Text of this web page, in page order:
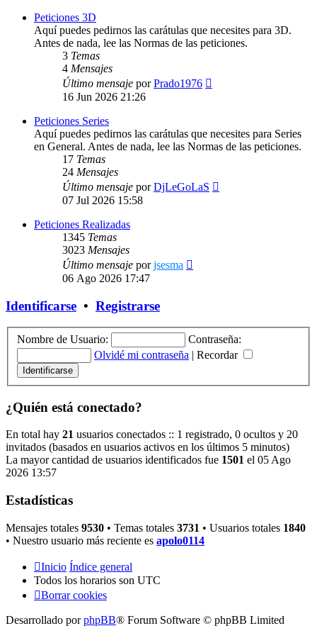
Peticiones 3D
Aquí puedes pedirnos las carátulas que necesites para 3D.
Antes de nada, lee las Normas de las peticiones.
3 Temas
4 Mensajes
Último mensaje porPrado1976
16 Jun 2026 21:26
Peticiones Series
Aquí puedes pedirnos las carátulas que necesites para Series
en General. Antes de nada, lee las Normas de las peticiones.
17 Temas
24 Mensajes
Último mensaje porDjLeGoLaS
07 Jul 2026 15:58
Peticiones Realizadas
1345 Temas
3023 Mensajes
Último mensaje porjsesma
06 Ago 2026 17:47
Identificarse • Registrarse
Nombre de Usuario:
Contraseña:
Olvidé mi contraseña | Recordar
¿Quién está conectado?
En total hay 21 usuarios conectados :: 1 registrado, 0 ocultos y 20
invitados (basados en usuarios activos en los últimos 5 minutos)
La mayor cantidad de usuarios identificados fue 1501 el 05 Ago
2026 13:57
Estadísticas
Mensajes totales 9530 • Temas totales 3731 • Usuarios totales 1840
• Nuestro usuario más reciente es apolo0114
Inicio Índice general
Todos los horarios son UTC
Borrar cookies
Desarrollado porphpBB® Forum Software © phpBB Limited